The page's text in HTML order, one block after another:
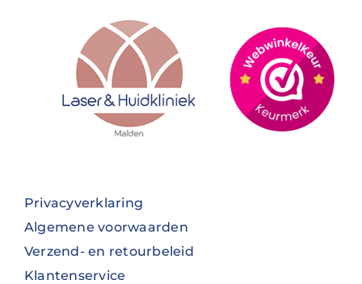
Privacyverklaring
Algemene voorwaarden
Verzend- en retourbeleid
Klantenservice